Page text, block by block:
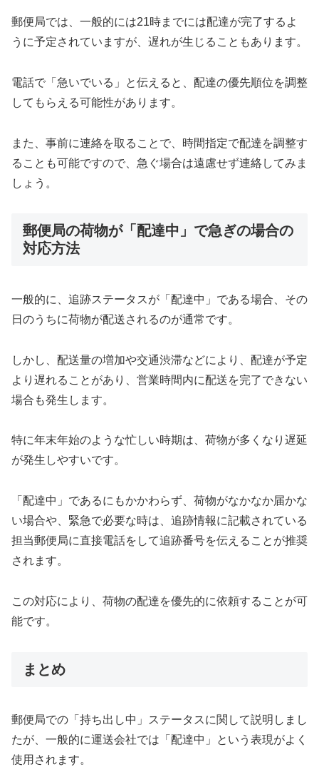
郵便局では、一般的には21時までには配達が完了するよ
うに予定されていますが、遅れが生じることもあります。
電話で「急いでいる」と伝えると、配達の優先順位を調整
してもらえる可能性があります。
また、事前に連絡を取ることで、時間指定で配達を調整す
ることも可能ですので、急ぐ場合は遠慮せず連絡してみま
しょう。
郵便局の荷物が「配達中」で急ぎの場合の
対応方法
一般的に、追跡ステータスが「配達中」である場合、その
日のうちに荷物が配送されるのが通常です。
しかし、配送量の増加や交通渋滞などにより、配達が予定
より遅れることがあり、営業時間内に配送を完了できない
場合も発生します。
特に年末年始のような忙しい時期は、荷物が多くなり遅延
が発生しやすいです。
「配達中」であるにもかかわらず、荷物がなかなか届かな
い場合や、緊急で必要な時は、追跡情報に記載されている
担当郵便局に直接電話をして追跡番号を伝えることが推奨
されます。
この対応により、荷物の配達を優先的に依頼することが可
能です。
まとめ
郵便局での「持ち出し中」ステータスに関して説明しまし
たが、一般的に運送会社では「配達中」という表現がよく
使用されます。